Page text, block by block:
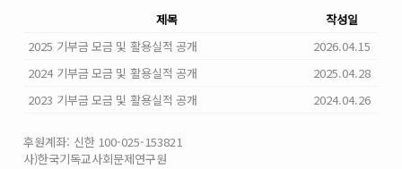
제목
작성일
2025 기부금 모금 및 활용실적 공개
2026.04.15
2024 기부금 모금 및 활용실적 공개
2025.04.28
2023 기부금 모금 및 활용실적 공개
2024.04.26
후원계좌: 신한 100-025-153821
사)한국기독교사회문제연구원